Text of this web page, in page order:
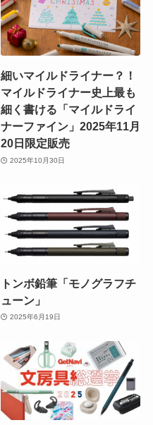
細いマイルドライナー？！
マイルドライナー史上最も
細く書ける「マイルドライ
ナーファイン」2025年11月
20日限定販売
2025年10月30日
トンボ鉛筆「モノグラフチ
ューン」
2025年6月19日